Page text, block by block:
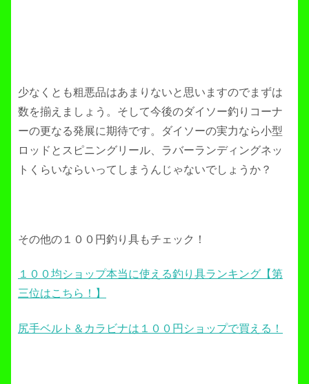
少なくとも粗悪品はあまりないと思いますのでまずは
数を揃えましょう。そして今後のダイソー釣りコーナ
ーの更なる発展に期待です。ダイソーの実力なら小型
ロッドとスピニングリール、ラバーランディングネッ
トくらいならいってしまうんじゃないでしょうか？
その他の１００円釣り具もチェック！
１００均ショップ本当に使える釣り具ランキング【第
三位はこちら！】
尻手ベルト＆カラビナは１００円ショップで買える！